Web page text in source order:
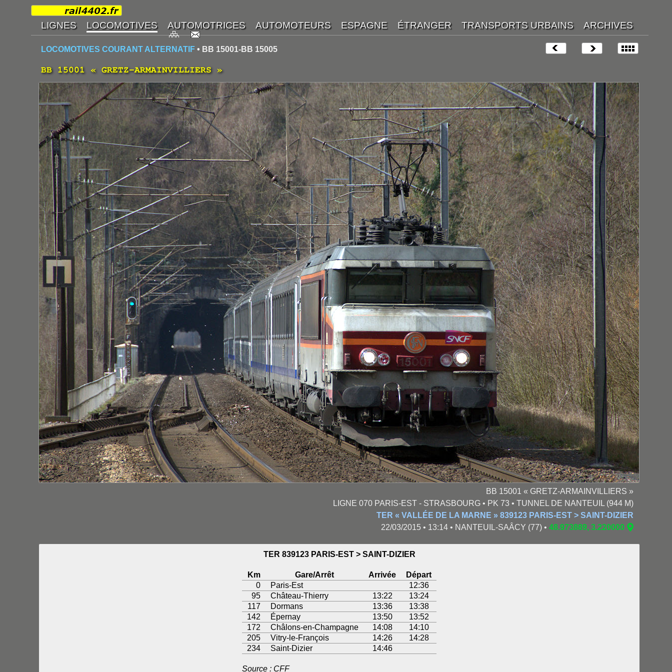
LOCOMOTIVES COURANT ALTERNATIF • BB 15001-BB 15005
BB 15001 « GRETZ-ARMAINVILLIERS »
BB 15001 « GRETZ-ARMAINVILLIERS »
LIGNE 070 PARIS-EST - STRASBOURG • PK 73 • TUNNEL DE NANTEUIL (944 M)
TER « VALLÉE DE LA MARNE » 839123 PARIS-EST > SAINT-DIZIER
22/03/2015 • 13:14 • NANTEUIL-SAÂCY (77) • 48.973889, 3.220000
TER 839123 PARIS-EST > SAINT-DIZIER
Km Gare/Arrêt Arrivée
Départ
0
Paris-Est
12:36
95
Château-Thierry 13:22
13:24
117
Dormans 13:36
13:38
142
Épernay 13:50
13:52
172
Châlons-en-Champagne 14:08
14:10
205
Vitry-le-François 14:26
14:28
234
Saint-Dizier 14:46
Source : CFF